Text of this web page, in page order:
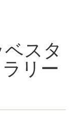
スタ
リー